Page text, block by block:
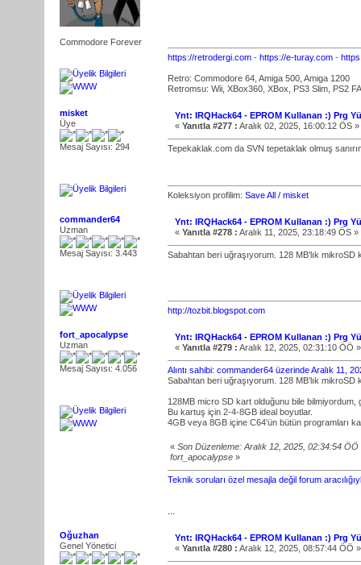
Commodore Forever
https://retrodergi.com - https://e-turay.com -
Retro: Commodore 64, Amiga 500, Amiga 1200
Retromsu: Wii, XBox360, XBox, PS3 Slim, PS2
misket
Üye
Mesaj Sayısı: 294
Ynt: IRQHack64 - EPROM Kullanan :) Prg
« Yanıtla #277 : Aralık 02, 2025, 16:00:12 ÖS »
Tepekaklak.com da SVN tepetaklak olmuş
Koleksiyon profilim: Save All / misket
commander64
Uzman
Mesaj Sayısı: 3.443
Ynt: IRQHack64 - EPROM Kullanan :) Prg
« Yanıtla #278 : Aralık 11, 2025, 23:18:49 ÖS »
Sabahtan beri uğraşıyorum. 128 MB'lık
http://tozbit.blogspot.com
fort_apocalypse
Uzman
Mesaj Sayısı: 4.056
Ynt: IRQHack64 - EPROM Kullanan :) Prg
« Yanıtla #279 : Aralık 12, 2025, 02:31:10 ÖÖ »
Alıntı sahibi: commander64 üzerinde Aralık 11,
Sabahtan beri uğraşıyorum. 128 MB'lık
128MB micro SD kart olduğunu bile
Bu kartuş için 2-4-8GB ideal boyutlar.
4GB veya 8GB içine C64'ün bütün programları
« Son Düzenleme: Aralık 12, 2025, 02:34:54
fort_apocalypse »
Teknik soruları özel mesajla değil forum
Oğuzhan
Genel Yönetici
Ynt: IRQHack64 - EPROM Kullanan :) Prg
« Yanıtla #280 : Aralık 12, 2025, 08:57:44 ÖÖ »